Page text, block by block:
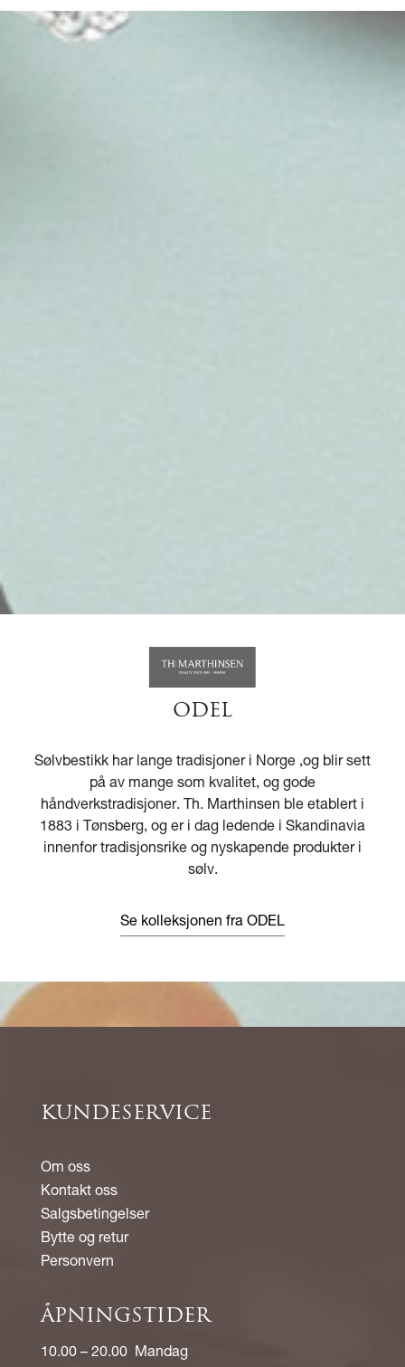
ODEL
Sølvbestikk har lange tradisjoner i Norge ,og blir sett
på av mange som kvalitet, og gode
håndverkstradisjoner. Th. Marthinsen ble etablert i
1883 i Tønsberg, og er i dag ledende i Skandinavia
innenfor tradisjonsrike og nyskapende produkter i
sølv.
Se kolleksjonen fra ODEL
KUNDESERVICE
Om oss
Kontakt oss
Salgsbetingelser
Bytte og retur
Personvern
ÅPNINGSTIDER
10.00 – 20.00 Mandag